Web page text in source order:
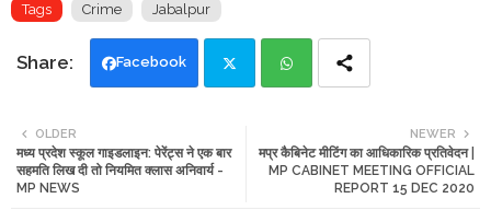
Tags Crime Jabalpur
Facebook
tte ats
NEWER
मप्र कैबिनेट मीटिंग का आधिकारिक प्रतिवेदन |
MP CABINET MEETING OFFICIAL
REPORT 15 DEC 2020
OLDER
मध्य प्रदेश स्कूल गाइडलाइन: पेरेंट्स ने एक बार
सहमति लिख दी तो नियमित क्लास अनिवार्य -
MP NEWS